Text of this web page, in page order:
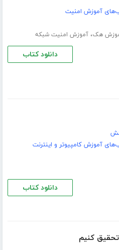
آموزش امنیت
هک،آموزش امنیت شبکه
دانلود کتاب
آموزش کامپیوتر و اینترنت
دانلود کتاب
تحقیق کنیم